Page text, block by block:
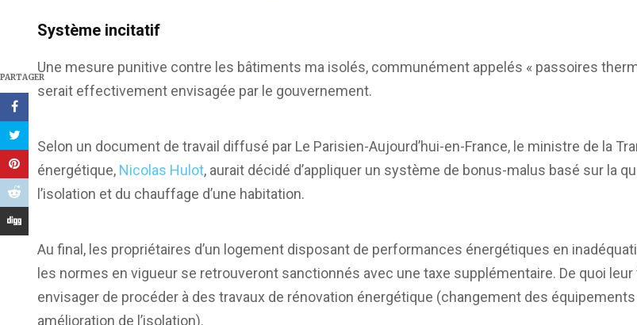
PARTAGER
Système incitatif
Une mesure punitive contre les bâtiments ma isolés, communément appelés « passoires
serait effectivement envisagée par le gouvernement.
Selon un document de travail diffusé par Le Parisien-Aujourd’hui-en-France, le ministre de la
énergétique, Nicolas Hulot, aurait décidé d’appliquer un système de bonus-malus basé sur la
l’isolation et du chauffage d’une habitation.
Au final, les propriétaires d’un logement disposant de performances énergétiques en
les normes en vigueur se retrouveront sanctionnés avec une taxe supplémentaire. De quoi leur
envisager de procéder à des travaux de rénovation énergétique (changement des
amélioration de l’isolation).